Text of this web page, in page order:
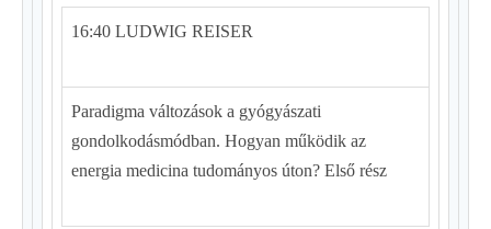
16:40 LUDWIG REISER
Paradigma változások a gyógyászati
gondolkodásmódban. Hogyan működik az
energia medicina tudományos úton? Első rész